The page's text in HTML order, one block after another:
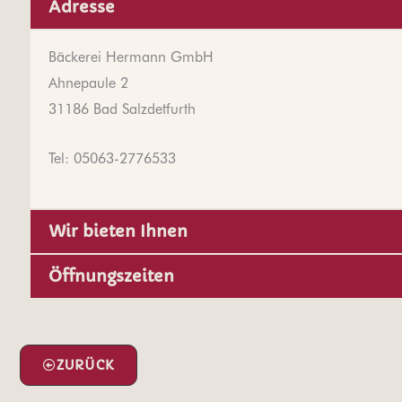
Adresse
Bäckerei Hermann GmbH
Ahnepaule 2
31186 Bad Salzdetfurth
Tel: 05063-2776533
Wir bieten Ihnen
Öffnungszeiten
ZURÜCK